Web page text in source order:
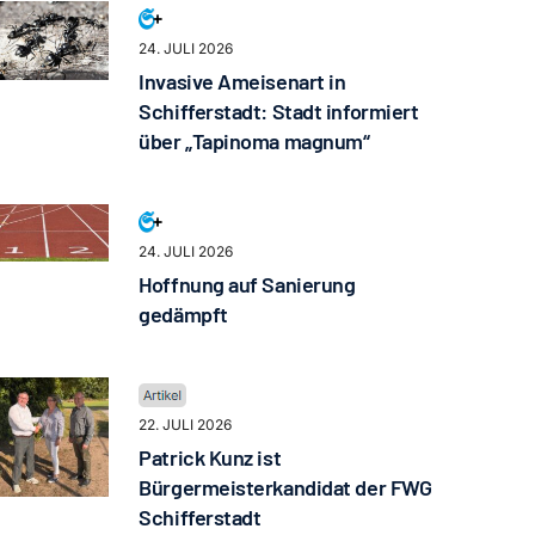
24. JULI 2026
Invasive Ameisenart in
Schifferstadt: Stadt informiert
über „Tapinoma magnum“
24. JULI 2026
Hoffnung auf Sanierung
gedämpft
22. JULI 2026
Patrick Kunz ist
Bürgermeisterkandidat der FWG
Schifferstadt